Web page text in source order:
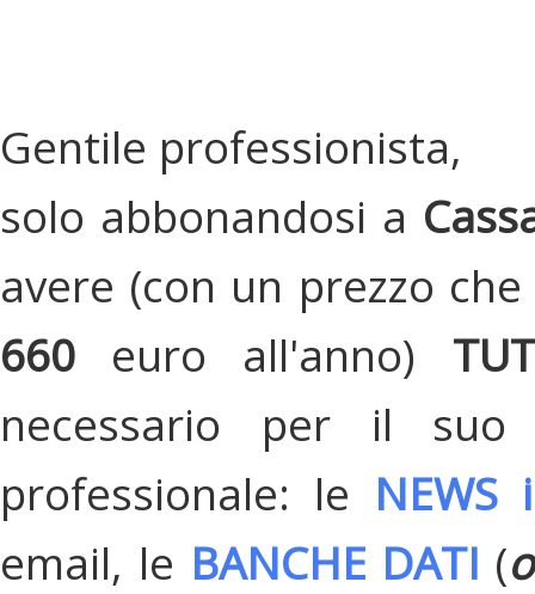
Gentile professionista,
solo abbonandosi a
avere (con un prezzo
660 euro all'anno)
necessario per il suo
professionale: le
email, le BANCHE DATI (